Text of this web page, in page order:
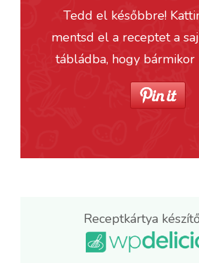
Tedd el későbbre!
mentsd el a receptet a
tábládba, hogy
Receptkártya